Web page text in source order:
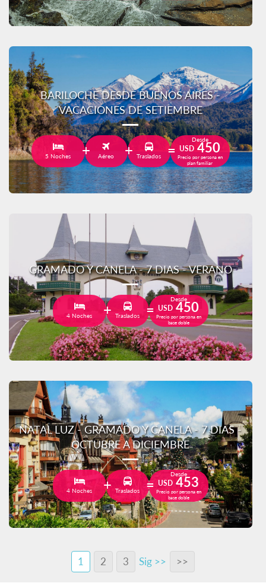
BARILOCHE DESDE BUENOS AIRES -
VACACIONES DE SETIEMBRE
5 Noches Aéreo Traslados
Desde
USD 450
Precio por persona en
plan familiar
GRAMADO Y CANELA - 7 DIAS - VERANO
4 Noches Traslados
Desde
USD 450
Precio por persona en
base doble
NATAL LUZ - GRAMADO Y CANELA - 7 DIAS -
OCTUBRE A DICIEMBRE
4 Noches Traslados
Desde
USD 453
Precio por persona en
base doble
1 2 3 Sig >> >>